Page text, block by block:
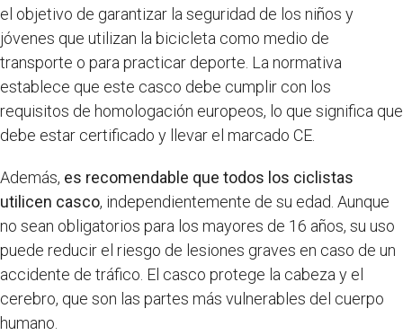
el objetivo de garantizar la seguridad de los niños y
jóvenes que utilizan la bicicleta como medio de
transporte o para practicar deporte. La normativa
establece que este casco debe cumplir con los
requisitos de homologación europeos, lo que significa que
debe estar certificado y llevar el marcado CE.
Además, es recomendable que todos los ciclistas
utilicen casco, independientemente de su edad. Aunque
no sean obligatorios para los mayores de 16 años, su uso
puede reducir el riesgo de lesiones graves en caso de un
accidente de tráfico. El casco protege la cabeza y el
cerebro, que son las partes más vulnerables del cuerpo
humano.